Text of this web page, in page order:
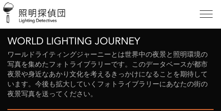
ワールドライティングジャーニーとは世界中の夜景と照明環境の
写真を集めたフォトライブラリーです。このデータベースが都市
夜景や身近なあかり文化を考えるきっかけになることを期待して
います。今後も拡大していくフォトライブラリーにあなたの街の
夜景写真を送ってください。